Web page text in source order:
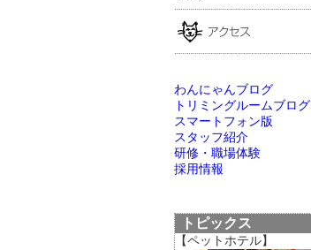
わんにゃんブログ
トリミングルームブログ
スマートフォン版
スタッフ紹介
研修・職場体験
採用情報
トピックス
【ペットホテル】